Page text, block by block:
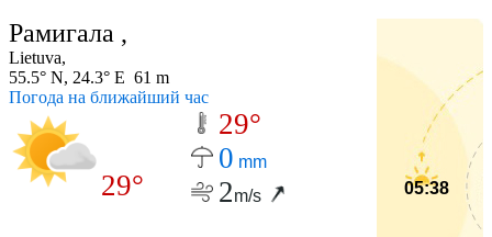
Рамигала ,
Lietuva,
55.5° N, 24.3° E 61 m
Погода на ближайший час
29°
29°
0 mm
2m/s 05:38